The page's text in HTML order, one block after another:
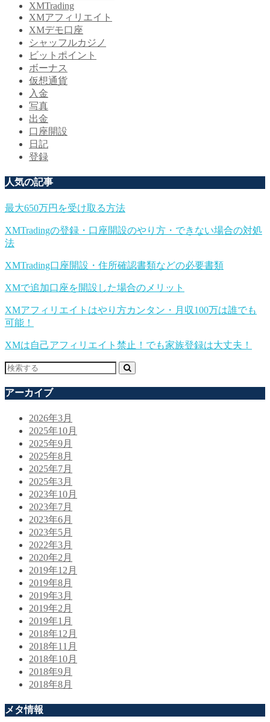
XMTrading
XMアフィリエイト
XMデモ口座
シャッフルカジノ
ビットポイント
ボーナス
仮想通貨
入金
写真
出金
口座開設
日記
登録
人気の記事
最大650万円を受け取る方法
XMTradingの登録・口座開設のやり方・できない場合の対処
法
XMTrading口座開設・住所確認書類などの必要書類
XMで追加口座を開設した場合のメリット
XMアフィリエイトはやり方カンタン・月収100万は誰でも
可能！
XMは自己アフィリエイト禁止！でも家族登録は大丈夫！
アーカイブ
2026年3月
2025年10月
2025年9月
2025年8月
2025年7月
2025年3月
2023年10月
2023年7月
2023年6月
2023年5月
2022年3月
2020年2月
2019年12月
2019年8月
2019年3月
2019年2月
2019年1月
2018年12月
2018年11月
2018年10月
2018年9月
2018年8月
メタ情報